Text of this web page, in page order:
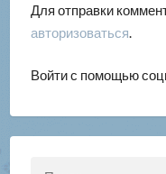
Для отправки
авторизоваться.
Войти с помощью